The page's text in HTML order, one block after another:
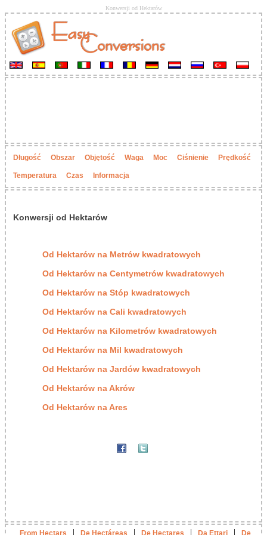
Konwersji od Hektarów
Długość Obszar Objętość Waga Moc Ciśnienie Prędkość
Temperatura Czas Informacja
Konwersji od Hektarów
Od Hektarów na Metrów kwadratowych
Od Hektarów na Centymetrów kwadratowych
Od Hektarów na Stóp kwadratowych
Od Hektarów na Cali kwadratowych
Od Hektarów na Kilometrów kwadratowych
Od Hektarów na Mil kwadratowych
Od Hektarów na Jardów kwadratowych
Od Hektarów na Akrów
Od Hektarów na Ares
| | | |